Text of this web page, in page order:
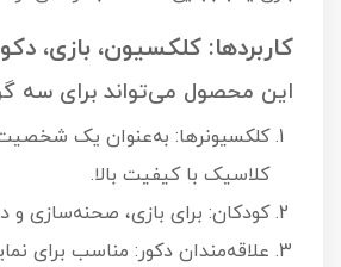
کاربردها: کلکسیون، بازی،
این محصول می‌تواند برای سه
کلکسیونرها: به‌عنوان یک
کلاسیک با کیفیت بالا.
کودکان: برای بازی، صحنه‌سازی و
علاقه‌مندان دکور: مناسب برای